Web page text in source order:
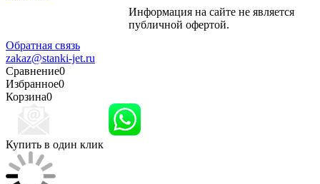
Информация на сайте не является
публичной офертой.
Обратная связь
zakaz@stanki-jet.ru
Сравнение0
Избранное0
Корзина0
Купить в один клик